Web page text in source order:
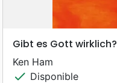
Gibt es Gott wirklich?
Ken Ham
check Disponible